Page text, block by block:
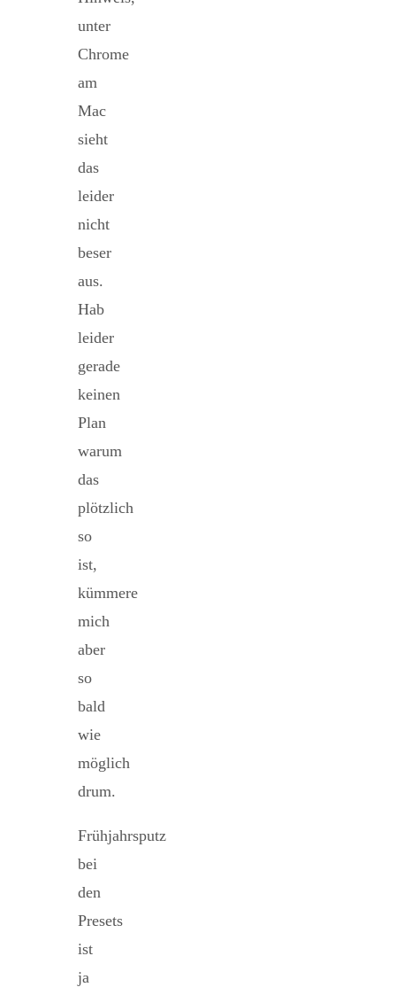
unter
Chrome
am
Mac
sieht
das
leider
nicht
beser
aus.
Hab
leider
gerade
keinen
Plan
warum
das
plötzlich
so
ist,
kümmere
mich
aber
so
bald
wie
möglich
drum.
Frühjahrsputz
bei
den
Presets
ist
ja